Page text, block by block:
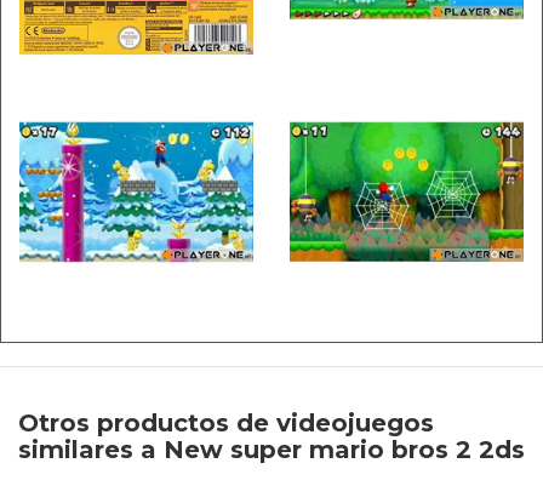
Otros productos de videojuegos
similares a New super mario bros 2 2ds